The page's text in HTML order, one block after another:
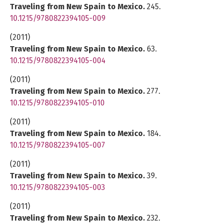
Traveling from New Spain to Mexico. 245.
10.1215/9780822394105-009
(2011)
Traveling from New Spain to Mexico. 63.
10.1215/9780822394105-004
(2011)
Traveling from New Spain to Mexico. 277.
10.1215/9780822394105-010
(2011)
Traveling from New Spain to Mexico. 184.
10.1215/9780822394105-007
(2011)
Traveling from New Spain to Mexico. 39.
10.1215/9780822394105-003
(2011)
Traveling from New Spain to Mexico. 232.